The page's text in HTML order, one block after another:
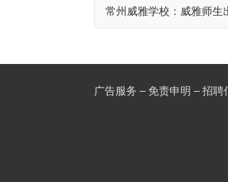
常州威雅学校：威雅师生
广告服务 – 免责申明 – 招聘